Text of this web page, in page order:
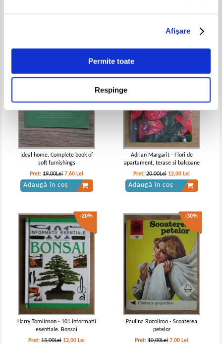
Afişare
Permite toate
Respinge
-60%
Ideal home. Complete book of
soft furnishings
Pret:19,00Lei 7,60 Lei
Adaugă în coș
-40%
Adrian Margarit - Flori de
apartament, terase si balcoane
Pret:20,00Lei 12,00 Lei
Adaugă în coș
-20%
Harry Tomlinson - 101 informatii
esentiale. Bonsai
Pret:15,00Lei 12,00 Lei
-30%
Paulina Rozolimo - Scoaterea
petelor
Pret:10,00Lei 7,00 Lei